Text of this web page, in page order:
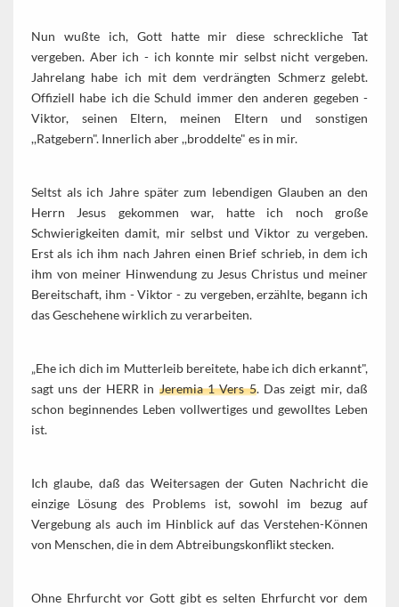
Nun wußte ich, Gott hatte mir diese schreckliche Tat
vergeben. Aber ich - ich konnte mir selbst nicht vergeben.
Jahrelang habe ich mit dem verdrängten Schmerz gelebt.
Offiziell habe ich die Schuld immer den anderen gegeben -
Viktor, seinen Eltern, meinen Eltern und sonstigen
,,Ratgebern". Innerlich aber ,,broddelte" es in mir.
Seltst als ich Jahre später zum lebendigen Glauben an den
Herrn Jesus gekommen war, hatte ich noch große
Schwierigkeiten damit, mir selbst und Viktor zu vergeben.
Erst als ich ihm nach Jahren einen Brief schrieb, in dem ich
ihm von meiner Hinwendung zu Jesus Christus und meiner
Bereitschaft, ihm - Viktor - zu vergeben, erzählte, begann ich
das Geschehene wirklich zu verarbeiten.
„Ehe ich dich im Mutterleib bereitete, habe ich dich erkannt",
sagt uns der HERR in Jeremia 1 Vers 5. Das zeigt mir, daß
schon beginnendes Leben vollwertiges und gewolltes Leben
ist.
Ich glaube, daß das Weitersagen der Guten Nachricht die
einzige Lösung des Problems ist, sowohl im bezug auf
Vergebung als auch im Hinblick auf das Verstehen-Können
von Menschen, die in dem Abtreibungskonflikt stecken.
Ohne Ehrfurcht vor Gott gibt es selten Ehrfurcht vor dem